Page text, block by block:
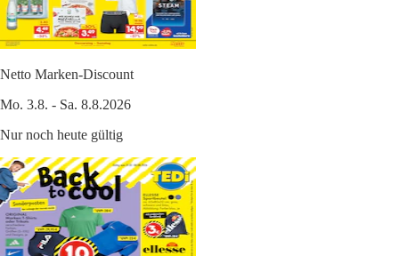
Netto Marken-Discount
Mo. 3.8. - Sa. 8.8.2026
Nur noch heute gültig